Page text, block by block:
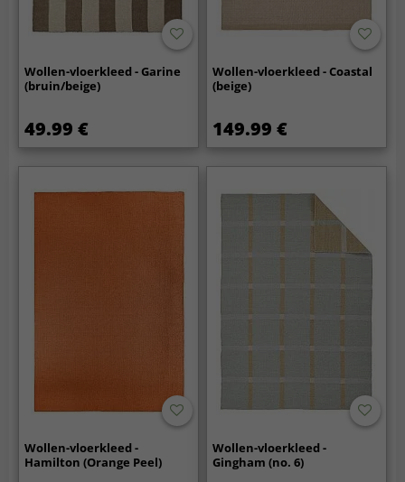
Wollen-vloerkleed - Garine
(bruin/beige)
49.99 €
Wollen-vloerkleed - Coastal
(beige)
149.99 €
Wollen-vloerkleed -
Hamilton (Orange Peel)
Wollen-vloerkleed -
Gingham (no. 6)